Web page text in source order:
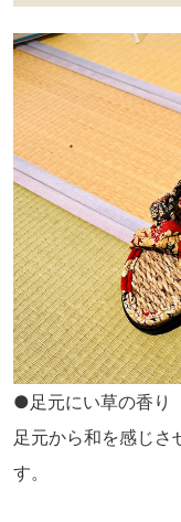
●足元にい草の香り
足元から和を感じさ
す。